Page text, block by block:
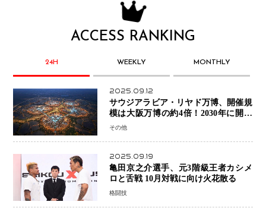
ACCESS RANKING
24H WEEKLY MONTHLY
2025.09.12
サウジアラビア・リヤド万博、開催規
模は大阪万博の約4倍！2030年に開幕
予定
その他
2025.09.19
亀田京之介選手、元3階級王者カシメ
格闘技